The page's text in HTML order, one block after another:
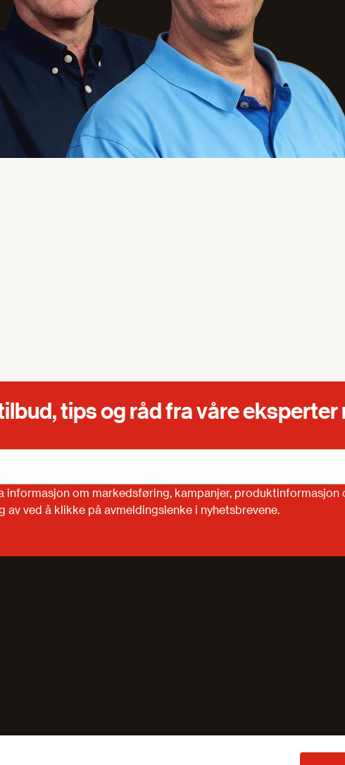
tips og råd fra våre eksperter
om markedsføring, kampanjer,
ved å klikke på avmeldingslenke i nyhetsbrevene.